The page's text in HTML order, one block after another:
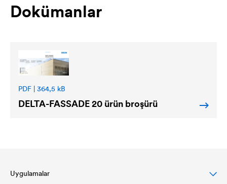
Dokümanlar
PDF | 364,5 kB
DELTA-FASSADE 20 ürün broşürü
Uygulamalar